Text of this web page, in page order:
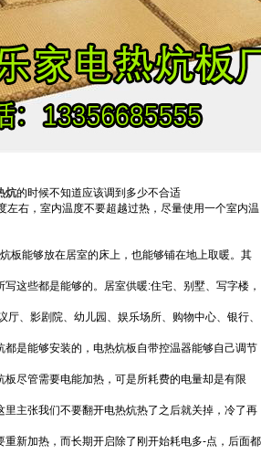
炕的时候不知道应该调到多少不合适
左右，室内温度不要超越过热，尽量使用一个室内温
板能够放在居室的床上，也能够铺在地上取暖。其
这些都是能够的。居室供暖:住宅、别墅、写字楼，
厅、影剧院、幼儿园、娱乐场所、购物中心、银行、
都是能够安装的，电热炕板自带控温器能够自己调节
尽管需要电能加热，可是所耗费的电量却是有限
里主张我们不要翻开电热炕热了之后就关掉，冷了再
重新加热，而长期开启除了刚开始耗电多-点，后面都